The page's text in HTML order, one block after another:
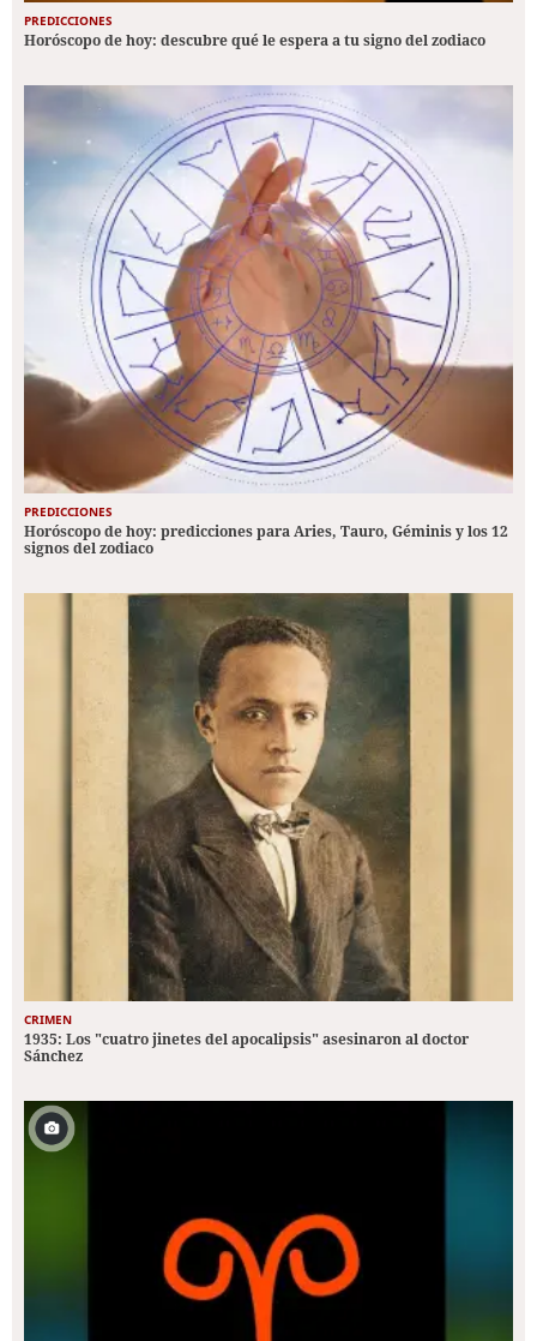
PREDICCIONES
Horóscopo de hoy: descubre qué le espera a tu signo del zodiaco
PREDICCIONES
Horóscopo de hoy: predicciones para Aries, Tauro, Géminis y los 12
signos del zodiaco
CRIMEN
1935: Los "cuatro jinetes del apocalipsis" asesinaron al doctor
Sánchez